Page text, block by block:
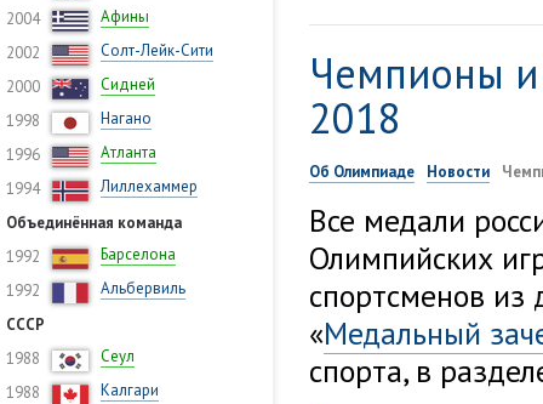
2004
Афины
2002
Солт-Лейк-Сити
2000
Сидней
1998
Нагано
1996
Атланта
1994
Лиллехаммер
Объединённая команда
1992
Барселона
1992
Альбервиль
СССР
1988
Сеул
1988
Калгари
Чемпионы
2018
Об Олимпиаде Новости
Все медали
Олимпийских
спортсменов из
«Медальный
спорта, в